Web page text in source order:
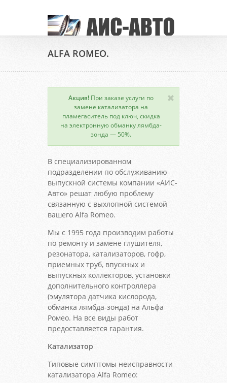
ALFA ROMEO.
Акция! При заказе услуги по
замене катализатора на
пламегаситель под ключ, скидка
на электронную обманку лямбда-
зонда — 50%.
В специализированном
подразделении по обслуживанию
выпускной системы компании «АИС-
Авто» решат любую проблему
связанную с выхлопной системой
вашего Alfa Romeo.
Мы с 1995 года производим работы
по ремонту и замене глушителя,
резонатора, катализаторов, гофр,
приемных труб, впускных и
выпускных коллекторов, установки
дополнительного контроллера
(эмулятора датчика кислорода,
обманка лямбда-зонда) на Альфа
Ромео. На все виды работ
предоставляется гарантия.
Катализатор
Типовые симптомы неисправности
катализатора Alfa Romeo: